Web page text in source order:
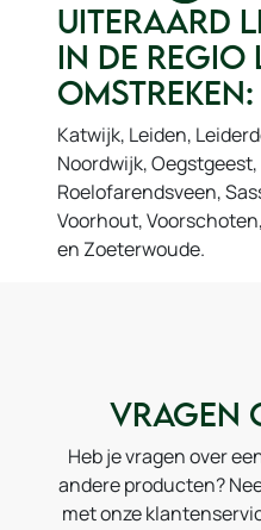
Uiteraard
in de regio
omstreken:
Katwijk, Leiden,
Noordwijk,
Roelofarendsveen,
Voorhout,
en Zoeterwoude.
Vragen
Heb je vragen over
andere producten?
met onze